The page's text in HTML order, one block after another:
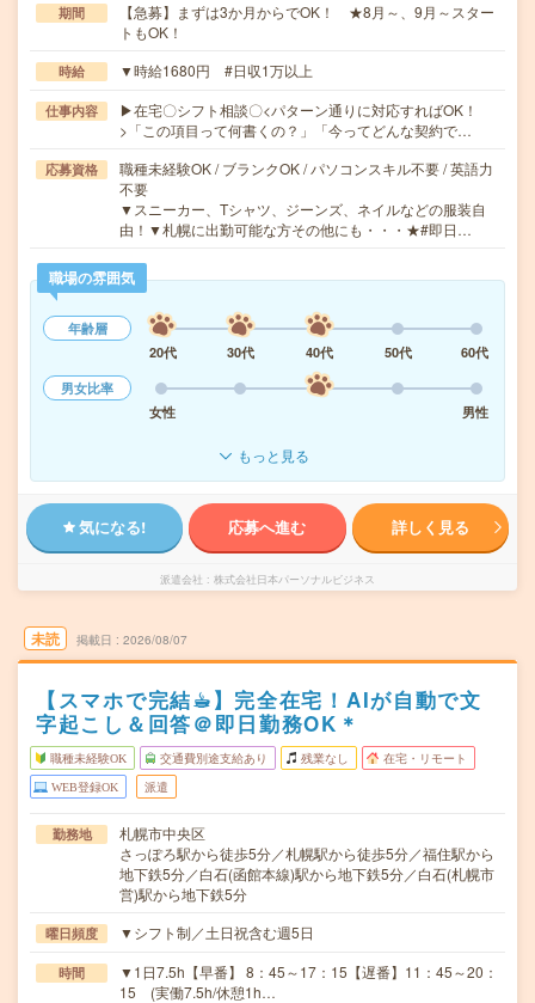
期間
【急募】まずは3か月からでOK！ ★8月～、9月～スター
トもOK！
時給 ▼時給1680円 #日収1万以上
仕事内容
▶在宅〇シフト相談〇<パターン通りに対応すればOK！
>「この項目って何書くの？」「今ってどんな契約で…
応募資格
職種未経験OK / ブランクOK / パソコンスキル不要 / 英語力
不要
▼スニーカー、Tシャツ、ジーンズ、ネイルなどの服装自
由！▼札幌に出勤可能な方その他にも・・・★#即日…
職場の雰囲気
年齢層
20代
30代 40代 50代
60代
男女比率
女性
男性
もっと見る
気になる! 応募へ進む 詳しく見る
派遣会社 株式会社日本パーソナルビジネス
未読 掲載日 2026/08/07
【スマホで完結☕︎】完全在宅！AIが自動で文
字起こし＆回答＠即日勤務OK＊
職種未経験OK 交通費別途支給あり 残業なし 在宅・リモート
WEB登録OK 派遣
勤務地
札幌市中央区
さっぽろ駅から徒歩5分／札幌駅から徒歩5分／福住駅から
地下鉄5分／白石(函館本線)駅から地下鉄5分／白石(札幌市
営)駅から地下鉄5分
曜日頻度 ▼シフト制／土日祝含む週5日
時間
▼1日7.5h【早番】 8：45～17：15【遅番】11：45～20：
15 (実働7.5h/休憩1h…